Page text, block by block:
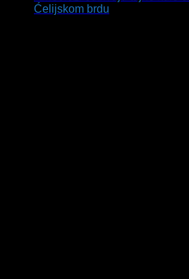
Ćelijskom brdu